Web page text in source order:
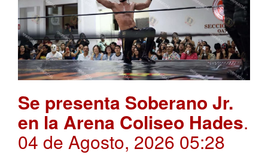
Se presenta Soberano Jr.
en la Arena Coliseo Hades.
04 de Agosto, 2026 05:28